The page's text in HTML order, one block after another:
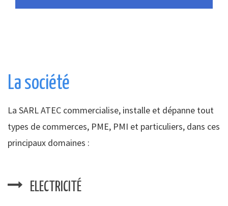
La société
La SARL ATEC commercialise, installe et dépanne tout
types de commerces, PME, PMI et particuliers, dans ces
principaux domaines :
ELECTRICITÉ